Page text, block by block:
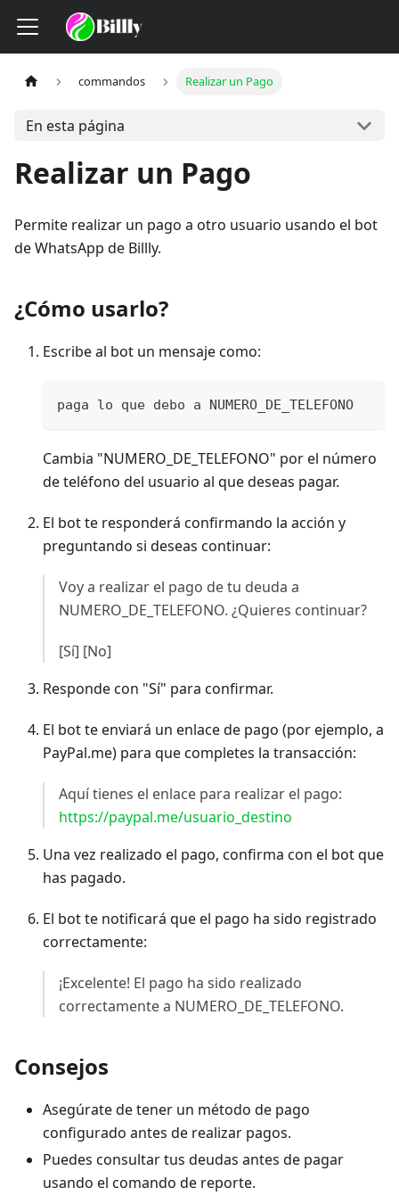
commandos Realizar un Pago
En esta página
Realizar un Pago
Permite realizar un pago a otro usuario usando el bot
de WhatsApp de Billly.
¿Cómo usarlo?
Escribe al bot un mensaje como:
paga lo que debo a NUMERO_DE_TELEFONO
Cambia "NUMERO_DE_TELEFONO" por el número
de teléfono del usuario al que deseas pagar.
El bot te responderá confirmando la acción y
preguntando si deseas continuar:
Voy a realizar el pago de tu deuda a
NUMERO_DE_TELEFONO. ¿Quieres continuar?
[Sí] [No]
Responde con "Sí" para confirmar.
El bot te enviará un enlace de pago (por ejemplo, a
PayPal.me) para que completes la transacción:
Aquí tienes el enlace para realizar el pago:
https://paypal.me/usuario_destino
Una vez realizado el pago, confirma con el bot que
has pagado.
El bot te notificará que el pago ha sido registrado
correctamente:
¡Excelente! El pago ha sido realizado
correctamente a NUMERO_DE_TELEFONO.
Consejos
Asegúrate de tener un método de pago
configurado antes de realizar pagos.
Puedes consultar tus deudas antes de pagar
usando el comando de reporte.